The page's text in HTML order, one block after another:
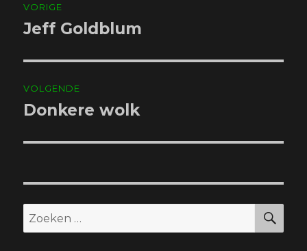
navigatie
VORIGE
Vorig
Jeff Goldblum
VOLGENDE
Volgend
Donkere wolk
Zoeken
naar: